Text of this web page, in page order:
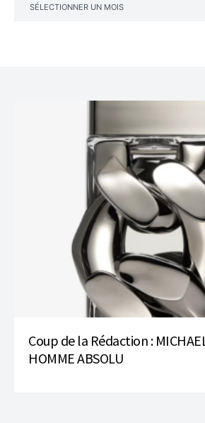
Coup de la Rédaction :
HOMME ABSOLU